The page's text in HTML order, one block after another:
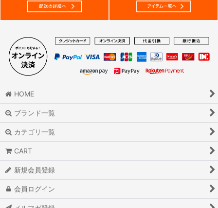
HOME
ブランド一覧
カテゴリ一覧
CART
新規会員登録
会員ログイン